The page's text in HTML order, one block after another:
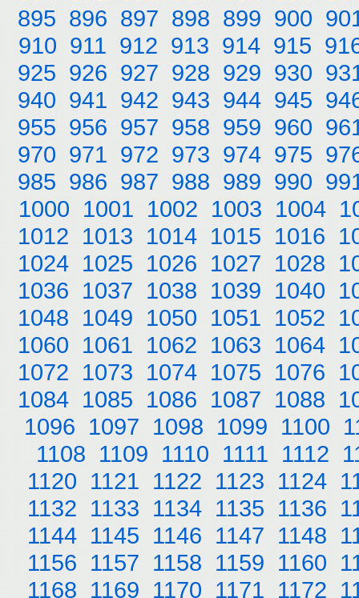
895 896 897 898 899 900
910 911 912 913 914 915
925 926 927 928 929 930
940 941 942 943 944 945
955 956 957 958 959 960
970 971 972 973 974 975
985 986 987 988 989 990
1000 1001 1002 1003 1004
1012 1013 1014 1015 1016
1024 1025 1026 1027 1028
1036 1037 1038 1039 1040
1048 1049 1050 1051 1052
1060 1061 1062 1063 1064
1072 1073 1074 1075 1076
1084 1085 1086 1087 1088
1096 1097 1098 1099 1100
1108 1109 1110 1111 1112
1120 1121 1122 1123 1124
1132 1133 1134 1135 1136
1144 1145 1146 1147 1148
1156 1157 1158 1159 1160
1168 1169 1170 1171 1172